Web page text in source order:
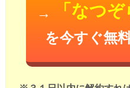
→ 「なつ
を今すぐ無